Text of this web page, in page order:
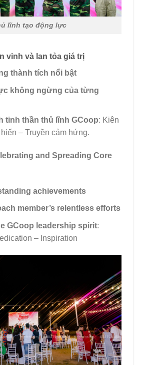
lĩnh tạo động lực
vinh và lan tỏa giá trị
thành tích nổi bật
không ngừng của từng
tinh thần thủ lĩnh GCoop: Kiên
– Truyền cảm hứng.
and Spreading Core
achievements
member’s relentless efforts
GCoop leadership spirit:
– Inspiration